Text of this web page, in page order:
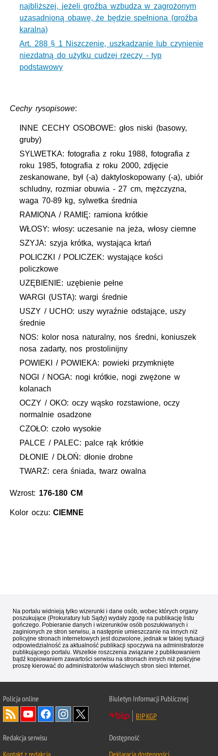
najbliższej, jeżeli groźba wzbudza w zagrożonym
uzasadnioną obawę, że będzie spełniona (groźba
karalna)
Art. 288 § 1 Niszczenie, uszkadzanie lub czynienie
niezdatną do użytku cudzej rzeczy - typ
podstawowy
Cechy rysopisowe:
INNE CECHY OSOBOWE: głos niski (basowy,
gruby)
SYLWETKA: fotografia z roku 1988, fotografia z
roku 1985, fotografia z roku 2000, zdjęcie
zeskanowane, był (-a) daktyloskopowany (-a), ubiór
schludny, rozmiar obuwia - 27 cm, mężczyzna,
waga 70-89 kg, sylwetka średnia
RAMIONA / RAMIĘ: ramiona krótkie
WŁOSY: włosy: uczesanie na jeża, włosy ciemne
SZYJA: szyja krótka, wystająca krtań
POLICZKI / POLICZEK: wystające kości
policzkowe
UZĘBIENIE: uzębienie pełne
WARGI (USTA): wargi średnie
USZY / UCHO: uszy wyraźnie odstające, uszy
średnie
NOS: kolor nosa naturalny, nos średni, koniuszek
nosa zadarty, nos prostolinijny
POWIEKI / POWIEKA: powieki przymknięte
NOGI / NOGA: nogi krótkie, nogi zwężone w
kolanach
OCZY / OKO: oczy wąsko rozstawione, oczy
normalnie osadzone
CZOŁO: czoło wysokie
PALCE / PALEC: palce rąk krótkie
DŁONIE / DŁOŃ: dłonie drobne
TWARZ: cera śniada, twarz owalna
Wzrost: 176-180 CM
Kolor oczu:CIEMNE
Na portalu widnieją tylko wizerunki i dane osób, wobec których organy
poszukujące (Prokuratury lub Sądy) wydały zgodę na publikację listu
gończego. Pobieranie danych i wizerunków osób poszukiwanych i
zaginionych ze stron serwisu, a następnie umieszczanie na innych niż
policyjne stronach internetowych jest dozwolone, jednak w takiej sytuacji
odpowiedzialność za aktualność publikacji spoczywa na administratorze
publikującego portalu. Wszelkie roszczenia związane z publikowaniem
bądź kopiowaniem zawartości serwisu na stronach innych niż policyjne
proszę kierować do administratorów właściwych stron sieci Internet.
Policjaonline
Biuletyn Informacji Publicznej
BIP KGP
Redakcja serwisu
Kontakt z redakcją
Dostępność
Deklaracja dostępności